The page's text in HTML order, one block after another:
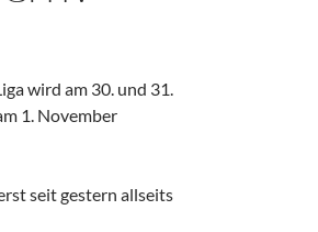
wird am 30. und 31.
1. November
seit gestern allseits